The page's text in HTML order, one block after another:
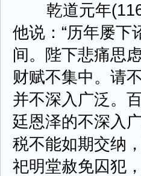
乾道元年
他说：“历年屡下
间。陛下悲痛思
财赋不集中。请
并不深入广泛。
廷恩泽的不深入
税不能如期交纳
祀明堂赦免囚犯